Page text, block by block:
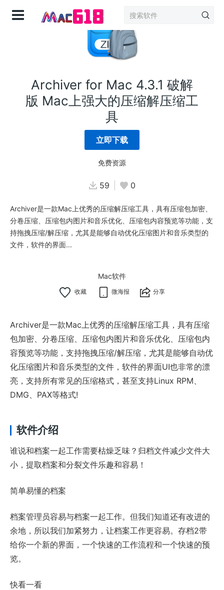
Archiver for Mac 4.3.1 破解
版 Mac上强大的压缩解压缩工
具
立即下载
免费资源
59 0
Archiver是一款Mac上优秀的压缩解压缩工具，具有压缩包加密、
分卷压缩、压缩包内图片和音乐优化、压缩包内容预览等功能，支
持拖拽压缩/解压缩，尤其是能够自动优化压缩图片和音乐类型的
文件，软件的界面...
Mac软件
微海报 分享
Archiver是一款Mac上优秀的压缩解压缩工具，具有压缩
包加密、分卷压缩、压缩包内图片和音乐优化、压缩包内
容预览等功能，支持拖拽压缩/解压缩，尤其是能够自动优
化压缩图片和音乐类型的文件，软件的界面UI也非常的漂
亮，支持所有常见的压缩格式，甚至支持Linux RPM、
DMG、PAX等格式!
软件介绍
谁说和档案一起工作需要枯燥乏味？归档文件减少文件大
小，提取档案和分裂文件乐趣和容易！
简单易懂的档案
档案管理员容易与档案一起工作。但我们知道还有改进的
余地，所以我们加紧努力，让档案工作更容易。存档2带
给你一个新的界面，一个快速的工作流程和一个快速的预
览。
快看一看